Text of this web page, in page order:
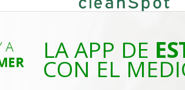
LA APP DE
CON EL